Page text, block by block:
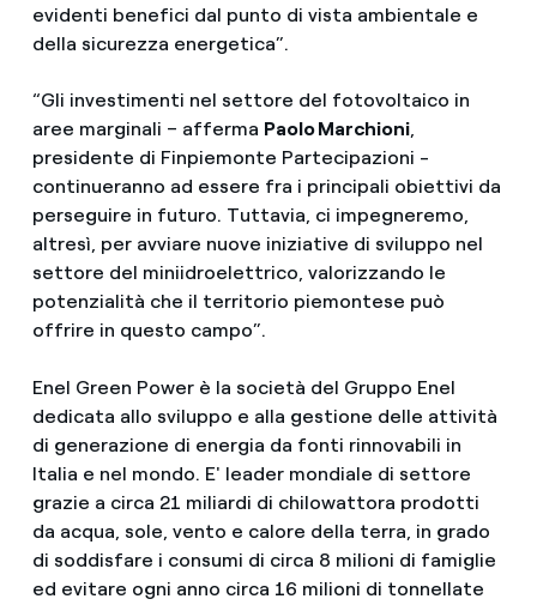
evidenti benefici dal punto di vista ambientale e
della sicurezza energetica”.
“Gli investimenti nel settore del fotovoltaico in
aree marginali – afferma Paolo Marchioni,
presidente di Finpiemonte Partecipazioni -
continueranno ad essere fra i principali obiettivi da
perseguire in futuro. Tuttavia, ci impegneremo,
altresì, per avviare nuove iniziative di sviluppo nel
settore del miniidroelettrico, valorizzando le
potenzialità che il territorio piemontese può
offrire in questo campo”.
Enel Green Power è la società del Gruppo Enel
dedicata allo sviluppo e alla gestione delle attività
di generazione di energia da fonti rinnovabili in
Italia e nel mondo. E' leader mondiale di settore
grazie a circa 21 miliardi di chilowattora prodotti
da acqua, sole, vento e calore della terra, in grado
di soddisfare i consumi di circa 8 milioni di famiglie
ed evitare ogni anno circa 16 milioni di tonnellate